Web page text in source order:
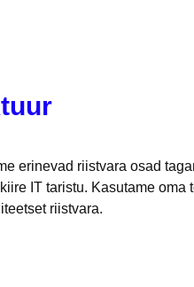
erinevad riistvara osad
IT taristu. Kasutame oma
riistvara.